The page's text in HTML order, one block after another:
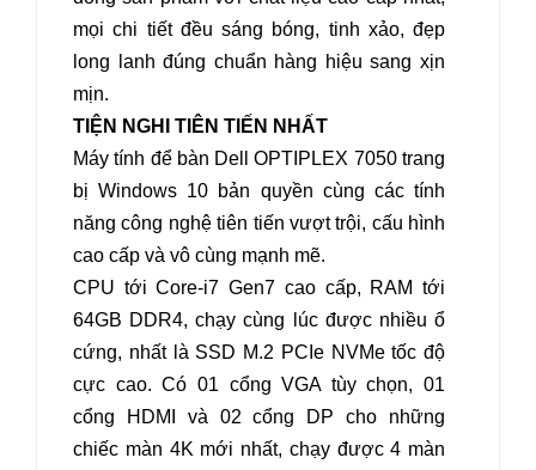
mọi chi tiết đều sáng bóng, tinh xảo, đẹp
long lanh đúng chuẩn hàng hiệu sang xịn
mịn.
TIỆN NGHI TIÊN TIẾN NHẤT
Máy tính để bàn Dell OPTIPLEX 7050trang
bị Windows 10 bản quyền cùng các tính
năng công nghệ tiên tiến vượt trội, cấu hình
cao cấp và vô cùng mạnh mẽ.
CPU tới Core-i7 Gen7 cao cấp, RAM tới
64GB DDR4, chạy cùng lúc được nhiều ổ
cứng, nhất là SSD M.2 PCIe NVMe tốc độ
cực cao. Có 01 cổng VGA tùy chọn, 01
cổng HDMI và 02 cổng DP cho những
chiếc màn 4K mới nhất, chạy được 4 màn